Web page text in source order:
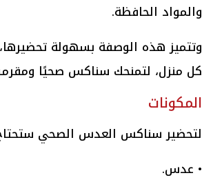
والمواد الحافظة.
وتتميز هذه الوصفة بسهولة
كل منزل، لتمنحك سناكس صحيًا
المكونات
لتحضير سناكس العدس الصحي
• عدس.